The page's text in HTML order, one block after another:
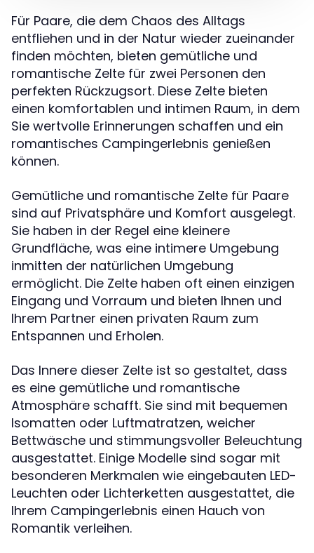
Für Paare, die dem Chaos des Alltags
entfliehen und in der Natur wieder zueinander
finden möchten, bieten gemütliche und
romantische Zelte für zwei Personen den
perfekten Rückzugsort. Diese Zelte bieten
einen komfortablen und intimen Raum, in dem
Sie wertvolle Erinnerungen schaffen und ein
romantisches Campingerlebnis genießen
können.
Gemütliche und romantische Zelte für Paare
sind auf Privatsphäre und Komfort ausgelegt.
Sie haben in der Regel eine kleinere
Grundfläche, was eine intimere Umgebung
inmitten der natürlichen Umgebung
ermöglicht. Die Zelte haben oft einen einzigen
Eingang und Vorraum und bieten Ihnen und
Ihrem Partner einen privaten Raum zum
Entspannen und Erholen.
Das Innere dieser Zelte ist so gestaltet, dass
es eine gemütliche und romantische
Atmosphäre schafft. Sie sind mit bequemen
Isomatten oder Luftmatratzen, weicher
Bettwäsche und stimmungsvoller Beleuchtung
ausgestattet. Einige Modelle sind sogar mit
besonderen Merkmalen wie eingebauten LED-
Leuchten oder Lichterketten ausgestattet, die
Ihrem Campingerlebnis einen Hauch von
Romantik verleihen.